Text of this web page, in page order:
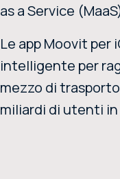
as a Service
Le app Moovit per
intelligente per
mezzo di
miliardi di utenti in